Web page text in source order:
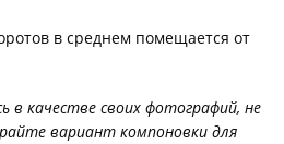
в среднем помещается от
в качестве своих фотографий, не
вариант компоновки для